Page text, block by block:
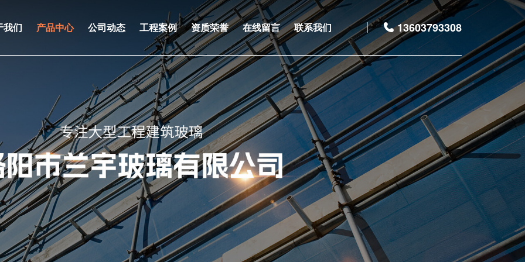
我们 产品中心 公司动态 工程案例 资质荣誉 在线留言 联系我们 13603793308